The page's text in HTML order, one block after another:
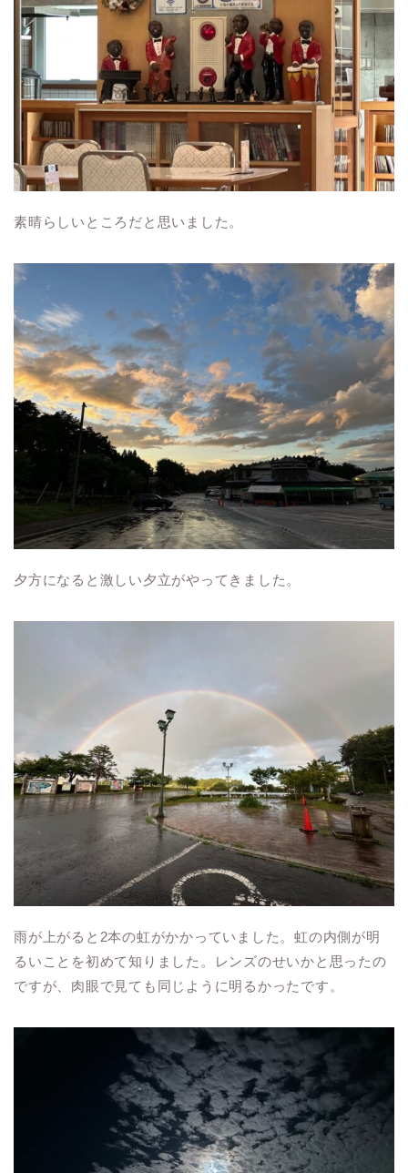
素晴らしいところだと思いました。
夕方になると激しい夕立がやってきました。
雨が上がると2本の虹がかかっていました。虹の内側が明
るいことを初めて知りました。レンズのせいかと思ったの
ですが、肉眼で見ても同じように明るかったです。